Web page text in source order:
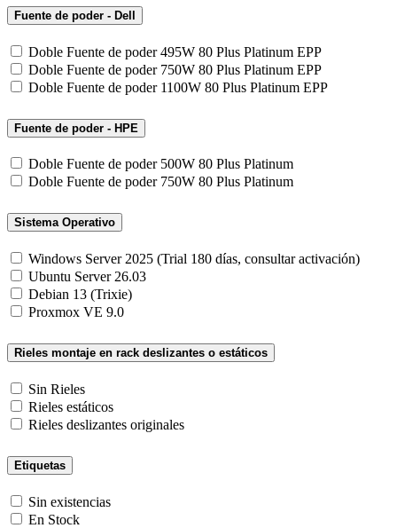
Fuente de poder - Dell
Doble Fuente de poder 495W 80 Plus Platinum EPP
Doble Fuente de poder 750W 80 Plus Platinum EPP
Doble Fuente de poder 1100W 80 Plus Platinum EPP
Fuente de poder - HPE
Doble Fuente de poder 500W 80 Plus Platinum
Doble Fuente de poder 750W 80 Plus Platinum
Sistema Operativo
Windows Server 2025 (Trial 180 días, consultar activación)
Ubuntu Server 26.03
Debian 13 (Trixie)
Proxmox VE 9.0
Rieles montaje en rack deslizantes o estáticos
Sin Rieles
Rieles estáticos
Rieles deslizantes originales
Etiquetas
Sin existencias
En Stock